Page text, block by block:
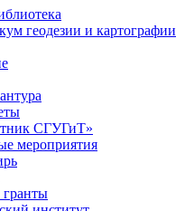
геодезии и картографии
СГУГиТ»
мероприятия